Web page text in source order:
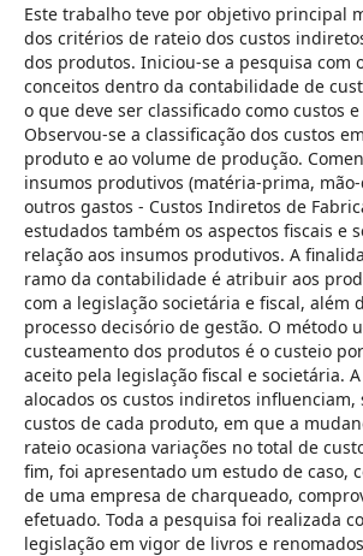
Este trabalho teve por objetivo principal
dos critérios de rateio dos custos
dos produtos. Iniciou-se a pesquisa com
conceitos dentro da contabilidade de
o que deve ser classificado como custos
Observou-se a classificação dos custos
produto e ao volume de produção.
insumos produtivos (matéria-prima,
outros gastos - Custos Indiretos de
estudados também os aspectos fiscais e
relação aos insumos produtivos. A
ramo da contabilidade é atribuir aos
com a legislação societária e fiscal, além
processo decisório de gestão. O método
custeamento dos produtos é o custeio
aceito pela legislação fiscal e societária.
alocados os custos indiretos influenciam,
custos de cada produto, em que a
rateio ocasiona variações no total de
fim, foi apresentado um estudo de caso,
de uma empresa de charqueado,
efetuado. Toda a pesquisa foi realizada
legislação em vigor de livros e